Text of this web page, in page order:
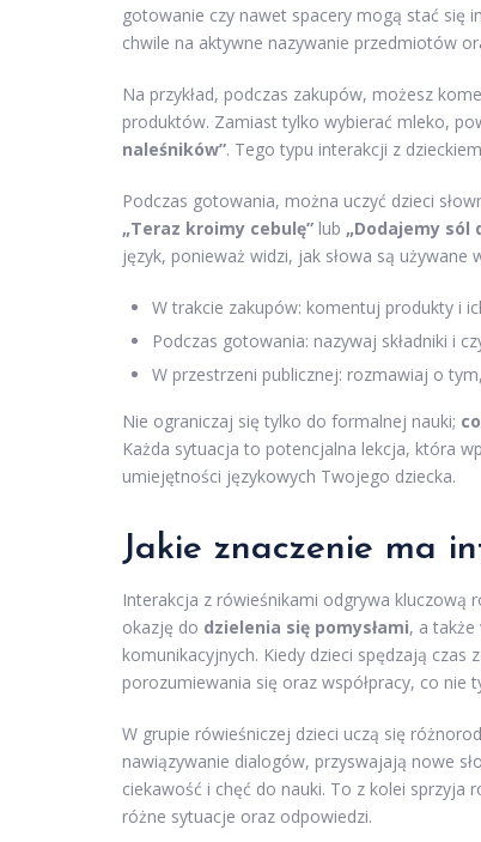
gotowanie czy nawet spacery mogą stać się
chwile na aktywne nazywanie przedmiotów
Na przykład, podczas zakupów, możesz
produktów. Zamiast tylko wybierać mleko,
naleśników”. Tego typu interakcji z
Podczas gotowania, można uczyć dzieci
„Teraz kroimy cebulę” lub „Dodajemy sól
język, ponieważ widzi, jak słowa są używane
W trakcie zakupów: komentuj produkty i
Podczas gotowania: nazywaj składniki i
W przestrzeni publicznej: rozmawiaj o
Nie ograniczaj się tylko do formalnej nauki;
Każda sytuacja to potencjalna lekcja, która
umiejętności językowych Twojego dziecka.
Jakie znaczenie ma
Interakcja z rówieśnikami odgrywa kluczową
okazję do dzielenia się pomysłami, a
komunikacyjnych. Kiedy dzieci spędzają
porozumiewania się oraz współpracy, co nie
W grupie rówieśniczej dzieci uczą się
nawiązywanie dialogów, przyswajają nowe
ciekawość i chęć do nauki. To z kolei sprzyja
różne sytuacje oraz odpowiedzi.